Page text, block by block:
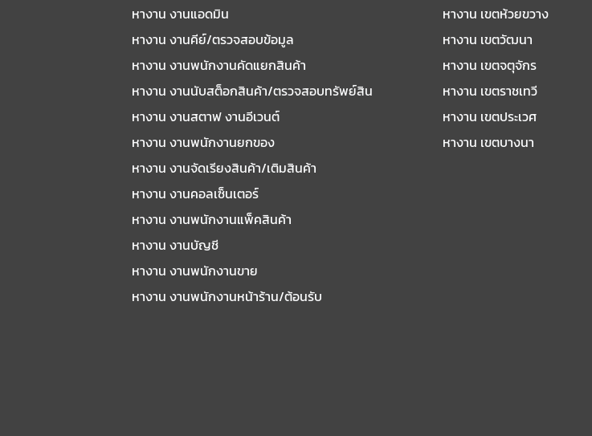
หางาน งานแอดมิน
หางาน งานคีย์/ตรวจสอบข้อมูล
หางาน งานพนักงานคัดแยกสินค้า
หางาน งานนับสต็อกสินค้า/ตรวจสอบทรัพย์สิน
หางาน งานสตาฟ งานอีเวนต์
หางาน งานพนักงานยกของ
หางาน งานจัดเรียงสินค้า/เติมสินค้า
หางาน งานคอลเซ็นเตอร์
หางาน งานพนักงานแพ็คสินค้า
หางาน งานบัญชี
หางาน งานพนักงานขาย
หางาน งานพนักงานหน้าร้าน/ต้อนรับ
หางาน เขตห้วยขวาง
หางาน เขตวัฒนา
หางาน เขตจตุจักร
หางาน เขตราชเทวี
หางาน เขตประเวศ
หางาน เขตบางนา